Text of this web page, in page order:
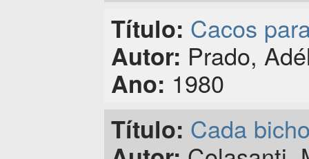
Título: Cacos
Autor: Prado,
Ano: 1980
Título: Cada